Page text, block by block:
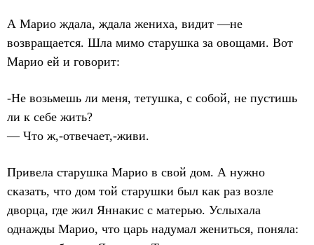
А Марио ждала, ждала жениха, видит —не
возвращается. Шла мимо старушка за овощами. Вот
Марио ей и говорит:
-Не возьмешь ли меня, тетушка, с собой, не пустишь
ли к себе жить?
— Что ж,-отвечает,-живи.
Привела старушка Марио в свой дом. А нужно
сказать, что дом той старушки был как раз возле
дворца, где жил Яннакис с матерью. Услыхала
однажды Марио, что царь надумал жениться, поняла: